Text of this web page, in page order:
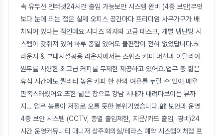
속 유무선 인터넷24시간 출입 가능보안 시스템 완비 (4중 보안)무엇
보다 눈에 띄는 점은 실제 오피스 공간마다 프리미엄 사무가구가 배
치되어 있다는 점인데요.시디즈 의자와 고급 데스크, 개별 냉난방 시
스템이 갖춰져 있어 하루 종일 있어도 불편함이 전혀 없었답니다.☕
라운지 & 부대시설공용 라운지에서는 스위스 커피 머신과 이탈리아
원두를 사용한 최고급 커피를 무제한 제공하고 있어요.업무 중 짧은
휴식 시간에도 퀄리티 높은 커피 한 잔의 여유를 누릴 수 있어 매우
만족스러웠어요.또한 넓은 창으로 강남 시내가 내려다보이는 뷰까
지… 업무 능률이 저절로 오를 듯한 분위기였습니다.🔐 보안과 운영
4중 보안 시스템 (CCTV, 층별 출입제한, 지문/카드 출입, 경비)24
시간 운영커뮤니티 매니저 상주회의실/테라스 예약 시스템이처럼 프